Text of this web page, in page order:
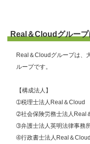
Real＆Cloudグループ
Real＆Cloudグループは、
ループです。
【構成法人】
➀税理士法人Real＆Cloud
➁社会保険労務士法人Real
➂弁護士法人英明法律事務
➃行政書士法人Real＆Cloud